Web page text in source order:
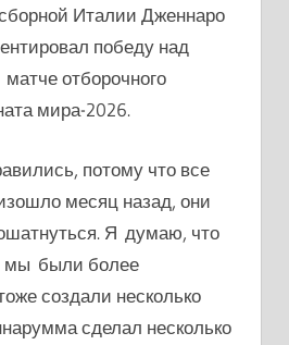
Италии Дженнаро
победу над
отборочного
мира-2026.
потому что все
месяц назад, они
Я думаю, что
мы были более
создали несколько
сделал несколько